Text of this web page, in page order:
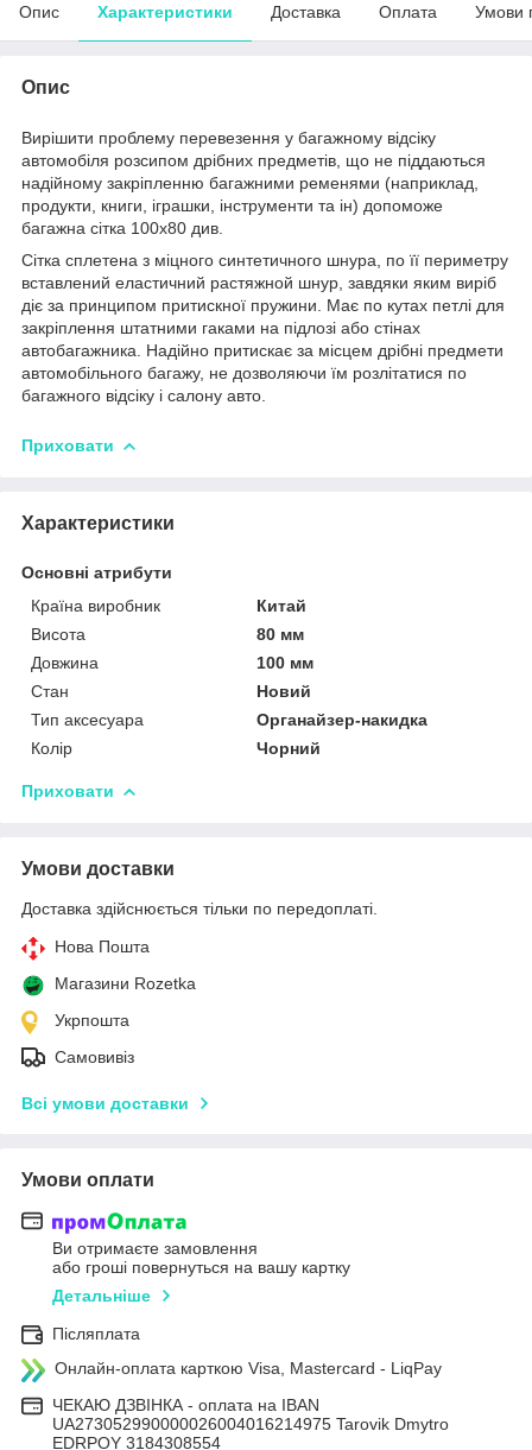
Опис Характеристики Доставка Оплата Умови
Опис
Вирішити проблему перевезення у багажному відсіку
автомобіля розсипом дрібних предметів, що не піддаються
надійному закріпленню багажними ременями (наприклад,
продукти, книги, іграшки, інструменти та ін) допоможе
багажна сітка 100х80 див.
Сітка сплетена з міцного синтетичного шнура, по її периметру
вставлений еластичний растяжной шнур, завдяки яким виріб
діє за принципом притискної пружини. Має по кутах петлі для
закріплення штатними гаками на підлозі або стінах
автобагажника. Надійно притискає за місцем дрібні предмети
автомобільного багажу, не дозволяючи їм розлітатися по
багажного відсіку і салону авто.
Приховати
Характеристики
Основні атрибути
Країна виробник
Китай
Висота
80 мм
Довжина
100 мм
Стан
Новий
Тип аксесуара
Органайзер-накидка
Колір
Чорний
Приховати
Умови доставки
Доставка здійснюється тільки по передоплаті.
Нова Пошта
Магазини Rozetka
Укрпошта
Самовивіз
Всі умови доставки
Умови оплати
Ви отримаєте замовлення
або гроші повернуться на вашу картку
Детальніше
Післяплата
Онлайн-оплата карткою Visa, Mastercard - LiqPay
ЧЕКАЮ ДЗВІНКА - оплата на IBAN
UA273052990000026004016214975 Tarovik Dmytro
EDRPOY 3184308554